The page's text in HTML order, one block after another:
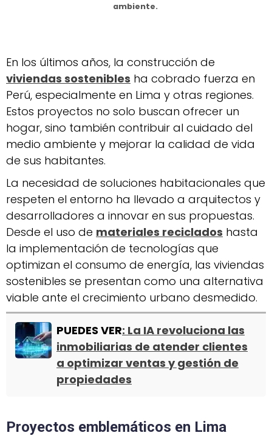
ambiente.
En los últimos años, la construcción de
viviendas sostenibles ha cobrado fuerza en
Perú, especialmente en Lima y otras regiones.
Estos proyectos no solo buscan ofrecer un
hogar, sino también contribuir al cuidado del
medio ambiente y mejorar la calidad de vida
de sus habitantes.
La necesidad de soluciones habitacionales que
respeten el entorno ha llevado a arquitectos y
desarrolladores a innovar en sus propuestas.
Desde el uso de materiales reciclados hasta
la implementación de tecnologías que
optimizan el consumo de energía, las viviendas
sostenibles se presentan como una alternativa
viable ante el crecimiento urbano desmedido.
PUEDES VER: La IA revoluciona las
inmobiliarias de atender clientes
a optimizar ventas y gestión de
propiedades
Proyectos emblemáticos en Lima